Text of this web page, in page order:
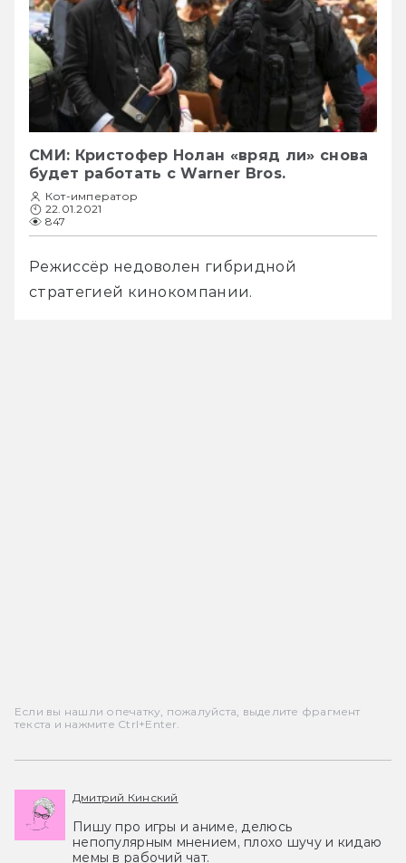
СМИ: Кристофер Нолан «вряд ли» снова
будет работать с Warner Bros.
Кот-император
22.01.2021
847
Режиссёр недоволен гибридной
стратегией кинокомпании.
Если вы нашли опечатку, пожалуйста, выделите фрагмент
текста и нажмите Ctrl+Enter.
Дмитрий Кинский
Пишу про игры и аниме, делюсь
непопулярным мнением, плохо шучу и кидаю
мемы в рабочий чат.